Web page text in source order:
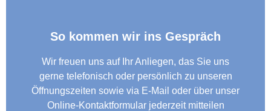
So kommen wir ins Gespräch
Wir freuen uns auf Ihr Anliegen, das Sie uns
gerne telefonisch oder persönlich zu unseren
Öffnungszeiten sowie via E-Mail oder über unser
Online-Kontaktformular jederzeit mitteilen